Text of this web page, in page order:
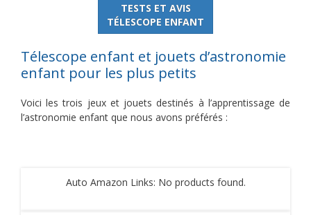
TESTS ET AVIS
TÉLESCOPE ENFANT
Télescope enfant et jouets d’astronomie
enfant pour les plus petits
Voici les trois jeux et jouets destinés à l’apprentissage de
l’astronomie enfant que nous avons préférés :
Auto Amazon Links: No products found.